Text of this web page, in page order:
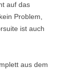
auf das
Problem,
ist auch
aus dem